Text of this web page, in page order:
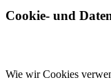
Cookie- und
Wie wir Cookies